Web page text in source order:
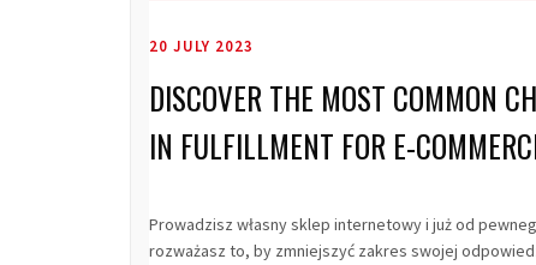
20 JULY 2023
DISCOVER THE MOST COMMON
IN FULFILLMENT FOR E-
Prowadzisz własny sklep internetowy i już od
rozważasz to, by zmniejszyć zakres swojej